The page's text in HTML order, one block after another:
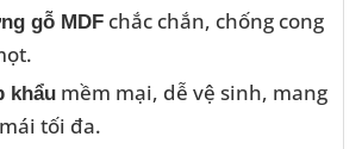
gỗ MDFchắc chắn, chống cong
khẩumềm mại, dễ vệ sinh, mang
tối đa.